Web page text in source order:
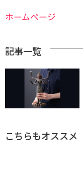
ホームページ
記事一覧
こちらもオススメ